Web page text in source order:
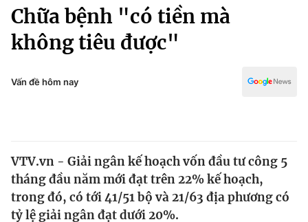
Chuyên mục
Chính trị
Thế giới
Kinh tế
Thể thao
Truyền hình
Y tế
Chữa bệnh "có tiền mà
không tiêu được"
Vấn đề hôm nay
VTV.vn - Giải ngân kế hoạch vốn đầu tư công 5
tháng đầu năm mới đạt trên 22% kế hoạch,
trong đó, có tới 41/51 bộ và 21/63 địa phương có
tỷ lệ giải ngân đạt dưới 20%.